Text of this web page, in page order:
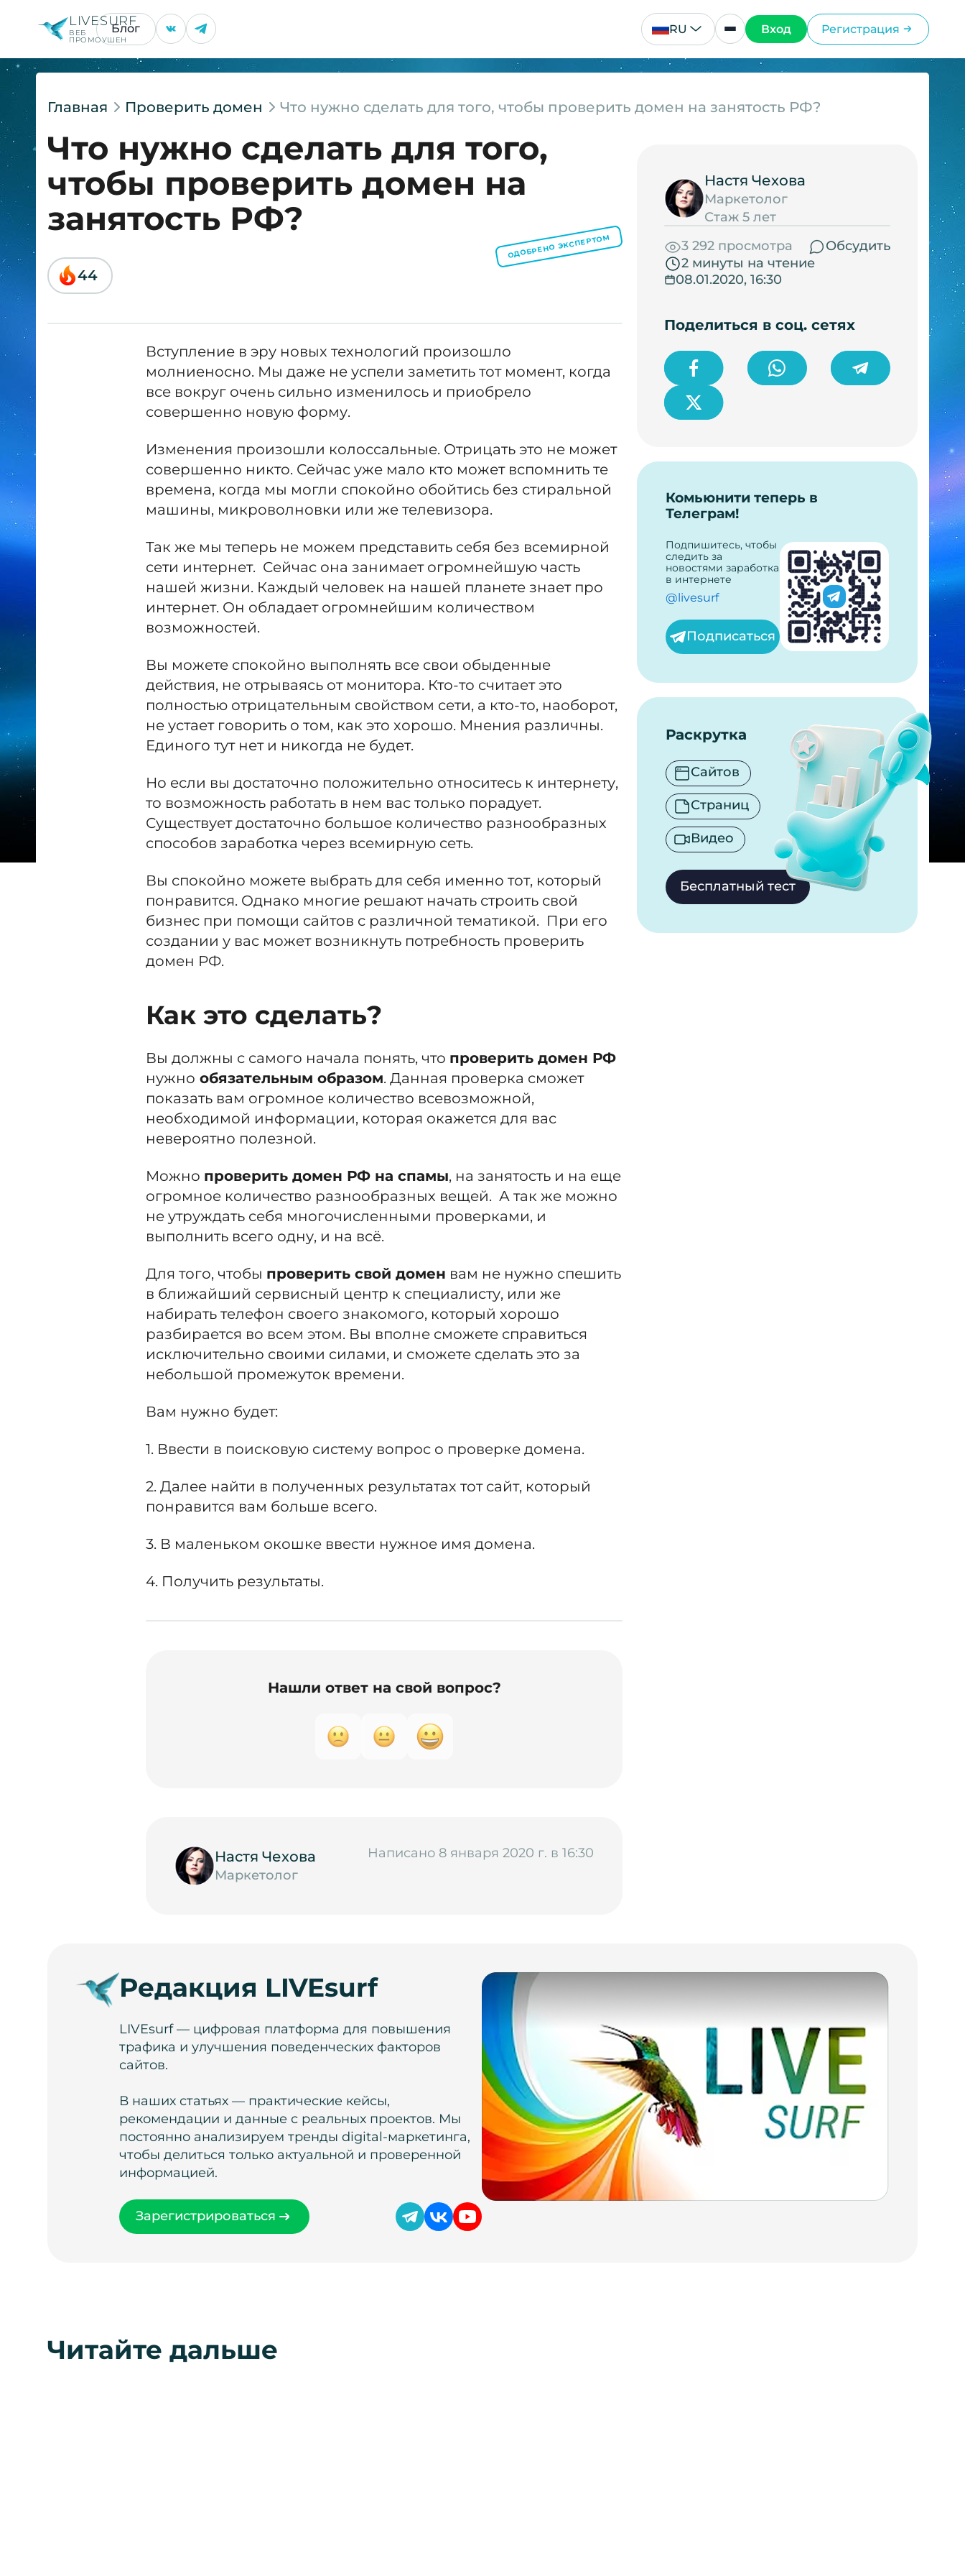
LIVESURF
ВЕБ
ПРОМОУШЕН
Блог RU Вход Регистрация
Главная Проверить домен Что нужно сделать для того, чтобы проверить домен на занятость РФ?
Что нужно сделать для того,
чтобы проверить домен на
занятость РФ?
ОДОБРЕНО ЭКСПЕРТОМ
44
Вступление в эру новых технологий произошло
молниеносно. Мы даже не успели заметить тот момент, когда
все вокруг очень сильно изменилось и приобрело
совершенно новую форму.
Изменения произошли колоссальные. Отрицать это не может
совершенно никто. Сейчас уже мало кто может вспомнить те
времена, когда мы могли спокойно обойтись без стиральной
машины, микроволновки или же телевизора.
Так же мы теперь не можем представить себя без всемирной
сети интернет. Сейчас она занимает огромнейшую часть
нашей жизни. Каждый человек на нашей планете знает про
интернет. Он обладает огромнейшим количеством
возможностей.
Вы можете спокойно выполнять все свои обыденные
действия, не отрываясь от монитора. Кто-то считает это
полностью отрицательным свойством сети, а кто-то, наоборот,
не устает говорить о том, как это хорошо. Мнения различны.
Единого тут нет и никогда не будет.
Но если вы достаточно положительно относитесь к интернету,
то возможность работать в нем вас только порадует.
Существует достаточно большое количество разнообразных
способов заработка через всемирную сеть.
Вы спокойно можете выбрать для себя именно тот, который
понравится. Однако многие решают начать строить свой
бизнес при помощи сайтов с различной тематикой. При его
создании у вас может возникнуть потребность проверить
домен РФ.
Как это сделать?
Вы должны с самого начала понять, что проверить домен РФ
нужно обязательным образом. Данная проверка сможет
показать вам огромное количество всевозможной,
необходимой информации, которая окажется для вас
невероятно полезной.
Можно проверить домен РФ на спамы, на занятость и на еще
огромное количество разнообразных вещей. А так же можно
не утруждать себя многочисленными проверками, и
выполнить всего одну, и на всё.
Для того, чтобы проверить свой домен вам не нужно спешить
в ближайший сервисный центр к специалисту, или же
набирать телефон своего знакомого, который хорошо
разбирается во всем этом. Вы вполне сможете справиться
исключительно своими силами, и сможете сделать это за
небольшой промежуток времени.
Вам нужно будет:
1. Ввести в поисковую систему вопрос о проверке домена.
2. Далее найти в полученных результатах тот сайт, который
понравится вам больше всего.
3. В маленьком окошке ввести нужное имя домена.
4. Получить результаты.
Нашли ответ на свой вопрос?
Настя Чехова
Маркетолог
Написано 8 января 2020 г. в 16:30
Настя Чехова
Маркетолог
Стаж 5 лет
3 292 просмотра
Обсудить
2 минуты на чтение
08.01.2020, 16:30
Поделиться в соц. сетях
Комьюнити теперь в
Телеграм!
Подпишитесь, чтобы
следить за
новостями заработка
в интернете
@livesurf
Подписаться
Раскрутка
Сайтов
Страниц
Видео
Бесплатный тест
Редакция LIVEsurf
LIVEsurf — цифровая платформа для повышения
трафика и улучшения поведенческих факторов
сайтов.
В наших статьях — практические кейсы,
рекомендации и данные с реальных проектов. Мы
постоянно анализируем тренды digital-маркетинга,
чтобы делиться только актуальной и проверенной
информацией.
Зарегистрироваться
Читайте дальше